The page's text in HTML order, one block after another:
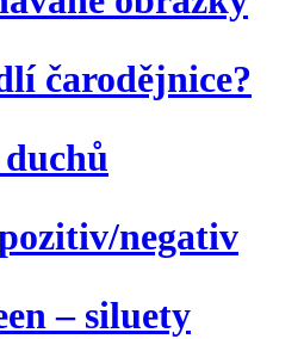
čarodějnice?
negativ
– siluety